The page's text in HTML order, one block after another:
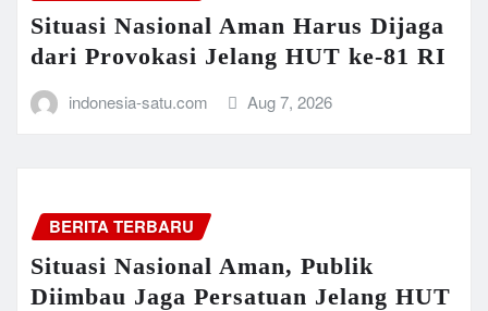
Situasi Nasional Aman Harus Dijaga
dari Provokasi Jelang HUT ke-81 RI
indonesia-satu.com Aug 7, 2026
BERITA TERBARU
Situasi Nasional Aman, Publik
Diimbau Jaga Persatuan Jelang HUT